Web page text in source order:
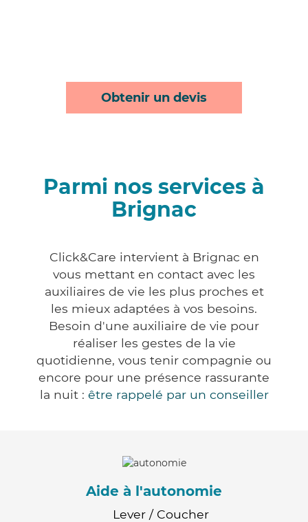
Obtenir un devis
Parmi nos services à
Brignac
Click&Care intervient à Brignac en
vous mettant en contact avec les
auxiliaires de vie les plus proches et
les mieux adaptées à vos besoins.
Besoin d'une auxiliaire de vie pour
réaliser les gestes de la vie
quotidienne, vous tenir compagnie ou
encore pour une présence rassurante
la nuit : être rappelé par un conseiller
Aide à l'autonomie
Lever / Coucher